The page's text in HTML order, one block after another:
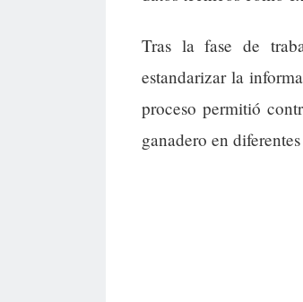
Tras la fase de
estandarizar la
proceso permitió
ganadero en